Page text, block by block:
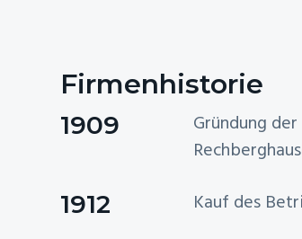
Firmenhistorie
1909
Gründung
1912 Kauf des